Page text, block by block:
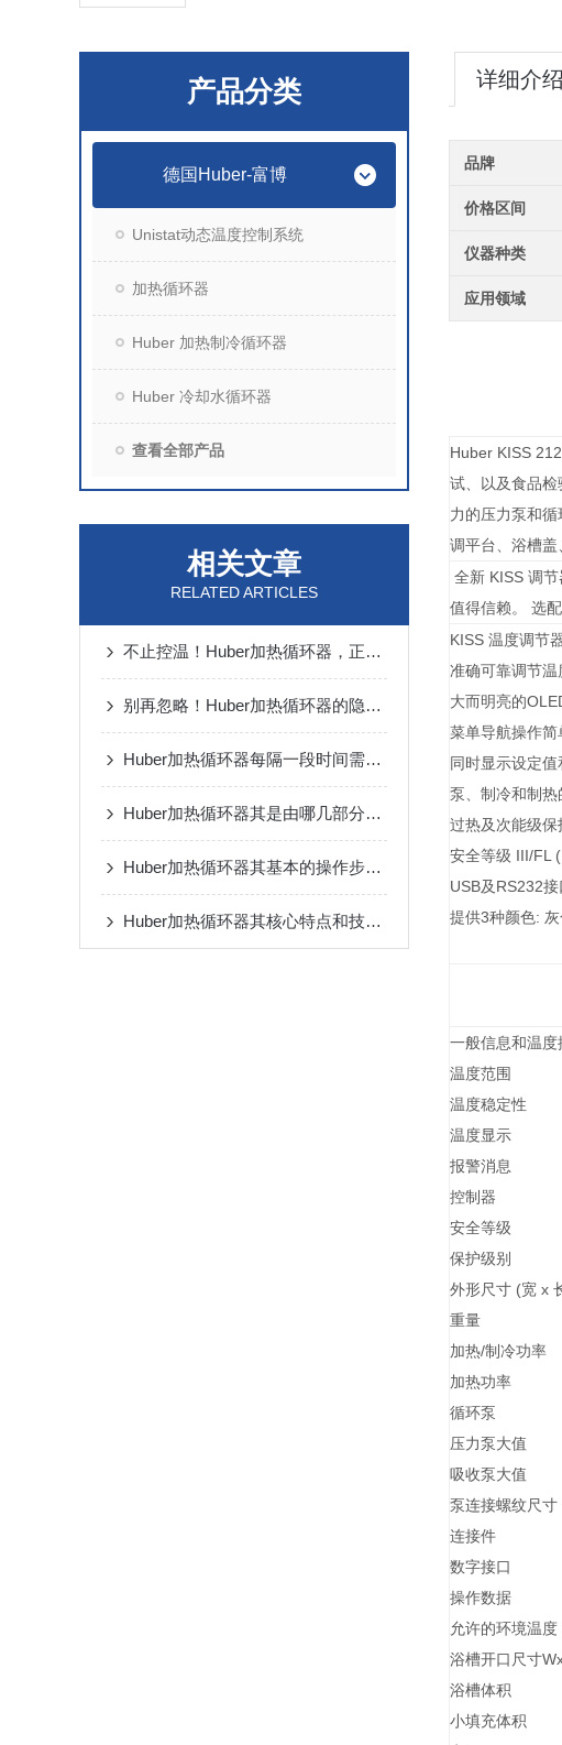
产品分类
德国Huber-富博
Unistat动态温度控制系统
加热循环器
Huber 加热制冷循环器
Huber 冷却水循环器
查看全部产品
相关文章
RELATED ARTICLES
不止控温！Huber加热循环器，正在这些领域悄悄改写规则
别再忽略！Huber加热循环器的隐藏功能，正在悄悄定义精准控温新标准
Huber加热循环器每隔一段时间需要进行定期的保养
Huber加热循环器其是由哪几部分组成的呢？
Huber加热循环器其基本的操作步骤如下
Huber加热循环器其核心特点和技术优势的解析
详细介绍
品牌
价格区间
仪器种类
应用领域
Huber KISS
试、以及食品
力的压力泵和
调平台、浴槽
全新 KISS 调
值得信赖。 选
KISS 温度调节
准确可靠调节温
大而明亮的
菜单导航操作简
同时显示设定
泵、制冷和制热
过热及次能级保
安全等级 III/FL
USB及RS232接
提供3种颜色:
一般信息和温度
温度范围
温度稳定性
温度显示
报警消息
控制器
安全等级
保护级别
外形尺寸 (宽 x
重量
加热/制冷功率
加热功率
循环泵
压力泵大值
吸收泵大值
泵连接螺纹尺寸
连接件
数字接口
操作数据
允许的环境温度
浴槽开口尺寸
浴槽体积
小填充体积